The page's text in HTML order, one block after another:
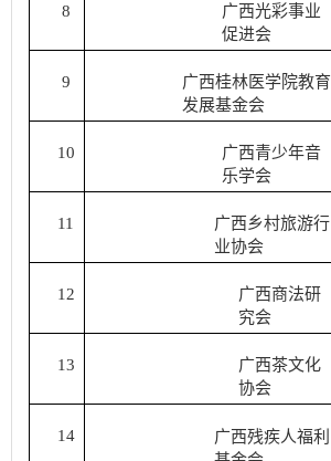
8
广西光彩事业
促进会
9
广西桂林医学院教育
发展基金会
10
广西青少年音
乐学会
11
广西乡村旅游行
业协会
12
广西商法研
究会
13
广西茶文化
协会
14
广西残疾人福利